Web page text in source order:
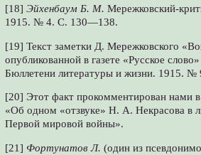
[18] Эйхенбаум Б. М. Мережковский-
1915. № 4. С. 130—138.
[19] Текст заметки Д. Мережковского
опубликованной в газете «Русское
Бюллетени литературы и жизни. 1915. №
[20] Этот факт прокомментирован нами
«Об одном «отзвуке» Н. А. Некрасова в
Первой мировой войны».
[21] Фортунатов Л. (один из